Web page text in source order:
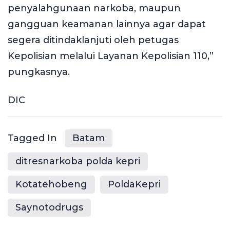
penyalahgunaan narkoba, maupun
gangguan keamanan lainnya agar dapat
segera ditindaklanjuti oleh petugas
Kepolisian melalui Layanan Kepolisian 110,”
pungkasnya.
‎DIC
Tagged In Batam
ditresnarkoba polda kepri
Kotatehobeng PoldaKepri
Saynotodrugs